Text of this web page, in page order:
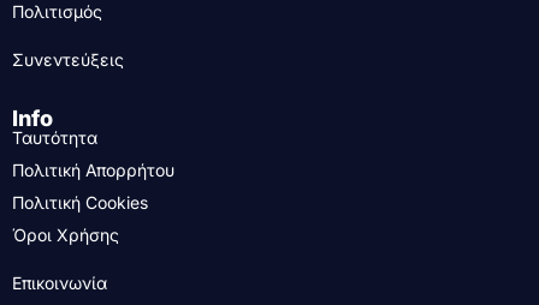
Πολιτισμός
Συνεντεύξεις
Info
Ταυτότητα
Πολιτική Απορρήτου
Πολιτική Cookies
Όροι Χρήσης
Επικοινωνία